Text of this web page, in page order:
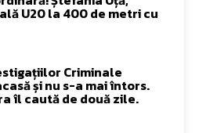
U20 la 400 de metri cu
Criminale
și nu s-a mai întors.
îl caută de două zile.